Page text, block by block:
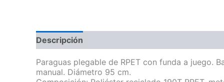
Descripción
Paraguas plegable de RPET con funda a juego.
manual. Diámetro 95 cm.